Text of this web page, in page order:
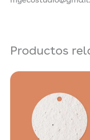
Productos